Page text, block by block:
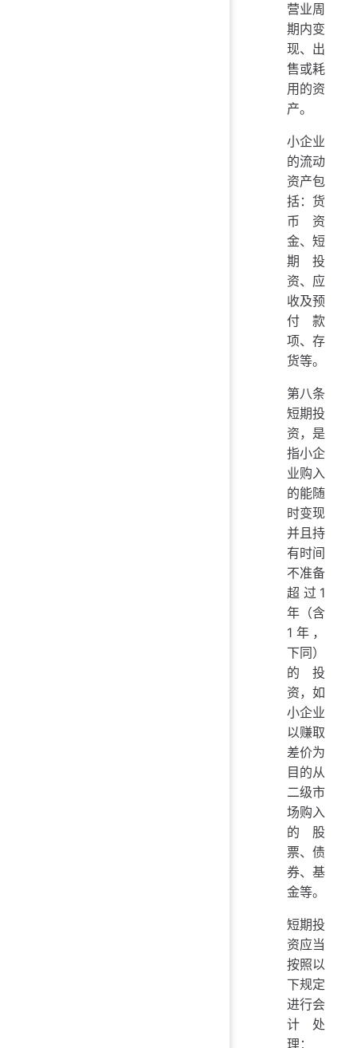
营业周
期内变
现、出
售或耗
用的资
产。
小企业
的流动
资产包
括：货
币资
金、短
期投
资、应
收及预
付款
项、存
货等。
第八条
短期投
资，是
指小企
业购入
的能随
时变现
并且持
有时间
不准备
超过1
年（含
1年，
下同）
的投
资，如
小企业
以赚取
差价为
目的从
二级市
场购入
的股
票、债
券、基
金等。
短期投
资应当
按照以
下规定
进行会
计处
理：